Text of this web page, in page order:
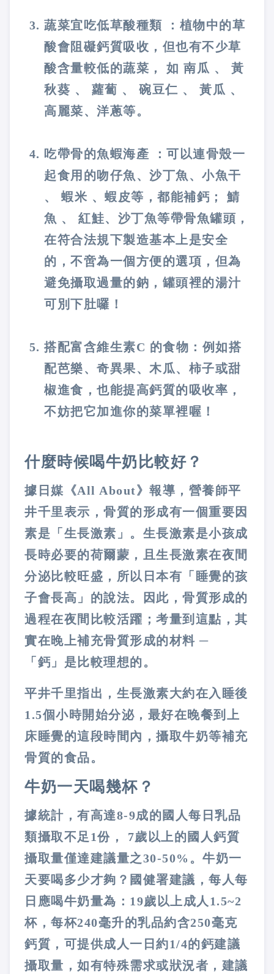
蔬菜宜吃低草酸種類 ：植物中的草
酸會阻礙鈣質吸收，但也有不少草
酸含量較低的蔬菜， 如 南瓜 、 黃
秋葵 、 蘿蔔 、 碗豆仁 、 黃瓜 、
高麗菜、洋蔥等。
吃帶骨的魚蝦海產 ：可以連骨殼一
起食用的吻仔魚、沙丁魚、小魚干
、 蝦米 、蝦皮等，都能補鈣； 鯖
魚 、 紅鮭、沙丁魚等帶骨魚罐頭，
在符合法規下製造基本上是安全
的，不啻為一個方便的選項，但為
避免攝取過量的鈉，罐頭裡的湯汁
可別下肚囉！
搭配富含維生素C 的食物：例如搭
配芭樂、奇異果、木瓜、柿子或甜
椒進食，也能提高鈣質的吸收率，
不妨把它加進你的菜單裡喔！
什麼時候喝牛奶比較好？
據日媒《All About》報導，營養師平
井千里表示，骨質的形成有一個重要因
素是「生長激素」。生長激素是小孩成
長時必要的荷爾蒙，且生長激素在夜間
分泌比較旺盛，所以日本有「睡覺的孩
子會長高」的說法。因此，骨質形成的
過程在夜間比較活躍；考量到這點，其
實在晚上補充骨質形成的材料 ─
「鈣」是比較理想的。
平井千里指出，生長激素大約在入睡後
1.5個小時開始分泌，最好在晚餐到上
床睡覺的這段時間內，攝取牛奶等補充
骨質的食品。
牛奶一天喝幾杯？
據統計，有高達8-9成的國人每日乳品
類攝取不足1份， 7歲以上的國人鈣質
攝取量僅達建議量之30-50%。牛奶一
天要喝多少才夠？國健署建議，每人每
日應喝牛奶量為：19歲以上成人1.5~2
杯，每杯240毫升的乳品約含250毫克
鈣質，可提供成人一日約1/4的鈣建議
攝取量，如有特殊需求或狀況者，建議